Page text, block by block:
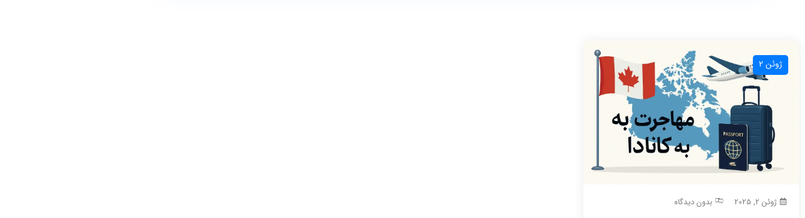
ژوئن 2
ژوئن 2, 2025 بدون دیدگاه